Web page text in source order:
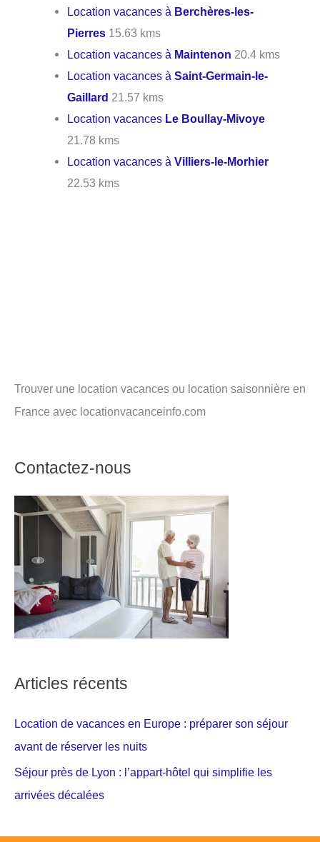
Location vacances à Berchères-les-
Pierres 15.63 kms
Location vacances à Maintenon 20.4 kms
Location vacances àSaint-Germain-le-
Gaillard 21.57 kms
Location vacances Le Boullay-Mivoye
21.78 kms
Location vacances àVilliers-le-Morhier
22.53 kms
Trouver une location vacances ou location saisonnière en
France avec locationvacanceinfo.com
Contactez-nous
Articles récents
Location de vacances en Europe : préparer son séjour
avant de réserver les nuits
Séjour près de Lyon : l’appart-hôtel qui simplifie les
arrivées décalées